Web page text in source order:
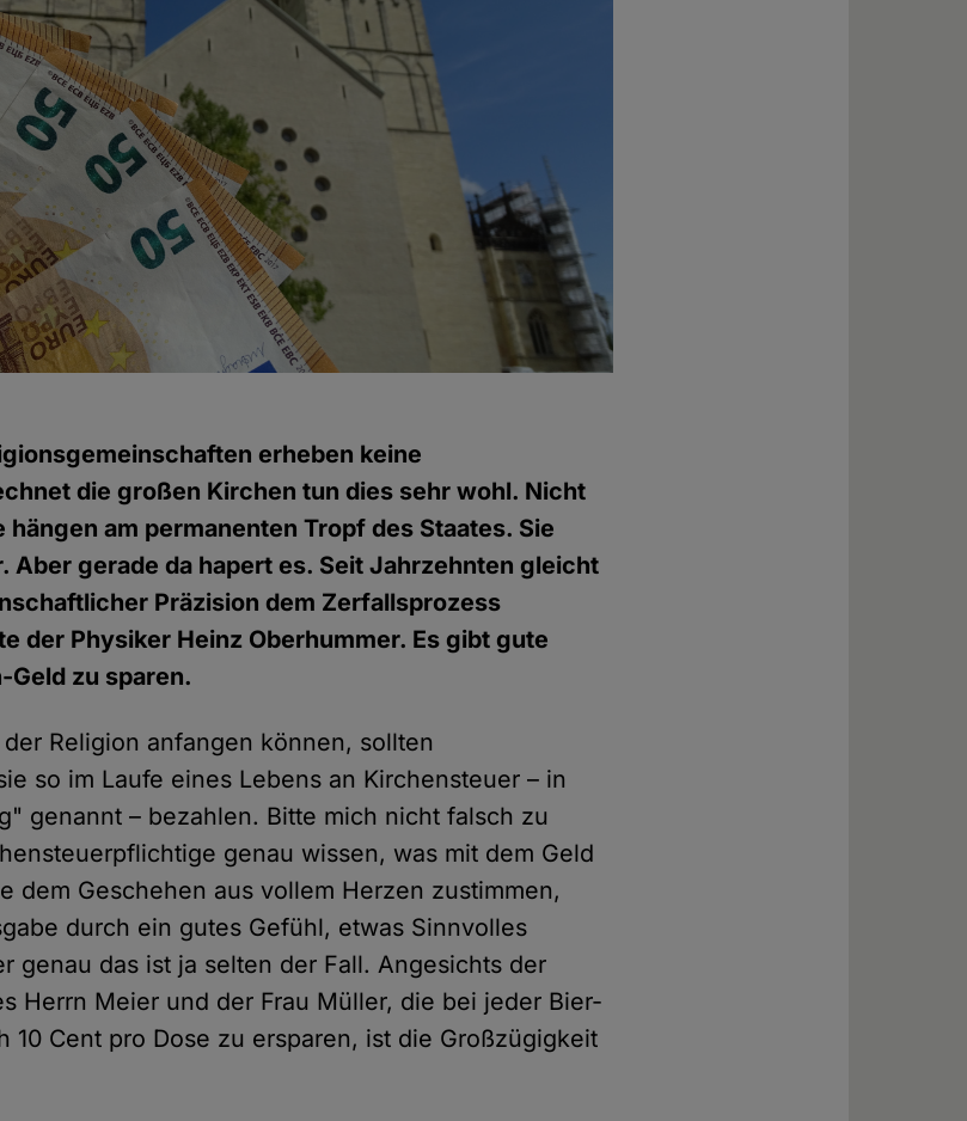
erheben keine
die großen Kirchen tun dies sehr wohl. Nicht
hängen am permanenten Tropf des Staates. Sie
Aber gerade da hapert es. Seit Jahrzehnten gleicht
Präzision dem Zerfallsprozess
der Physiker Heinz Oberhummer. Es gibt gute
Geld zu sparen.
Religion anfangen können, sollten
so im Laufe eines Lebens an Kirchensteuer – in
genannt – bezahlen. Bitte mich nicht falsch zu
genau wissen, was mit dem Geld
dem Geschehen aus vollem Herzen zustimmen,
durch ein gutes Gefühl, etwas Sinnvolles
genau das ist ja selten der Fall. Angesichts der
Herrn Meier und der Frau Müller, die bei jeder Bier-
10 Cent pro Dose zu ersparen, ist die Großzügigkeit